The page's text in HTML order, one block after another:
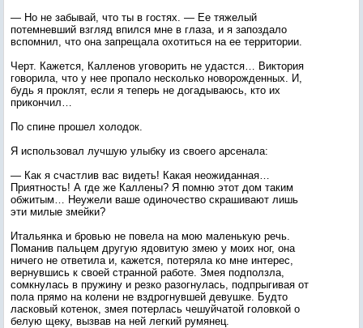
— Но не забывай, что ты в гостях. — Ее тяжелый
потемневший взгляд впился мне в глаза, и я запоздало
вспомнил, что она запрещала охотиться на ее территории.
Черт. Кажется, Калленов уговорить не удастся… Виктория
говорила, что у нее пропало несколько новорожденных. И,
будь я проклят, если я теперь не догадываюсь, кто их
прикончил…
По спине прошел холодок.
Я использовал лучшую улыбку из своего арсенала:
— Как я счастлив вас видеть! Какая неожиданная…
Приятность! А где же Каллены? Я помню этот дом таким
обжитым… Неужели ваше одиночество скрашивают лишь
эти милые змейки?
Итальянка и бровью не повела на мою маленькую речь.
Поманив пальцем другую ядовитую змею у моих ног, она
ничего не ответила и, кажется, потеряла ко мне интерес,
вернувшись к своей странной работе. Змея подползла,
сомкнулась в пружину и резко разогнулась, подпрыгивая от
пола прямо на колени не вздрогнувшей девушке. Будто
ласковый котенок, змея потерлась чешуйчатой головкой о
белую щеку, вызвав на ней легкий румянец.